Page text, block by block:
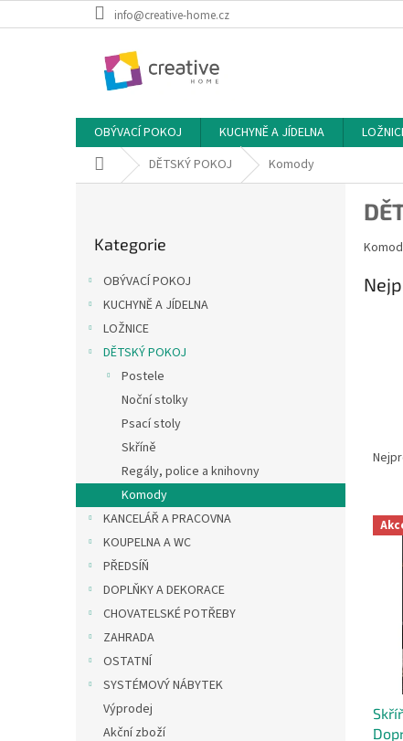
na
info@creative-home.cz
OBÝVACÍ POKOJ KUCHYNĚ A JÍDELNA
Domů DĚTSKÝ POKOJ Komody
kategorie
Kategorie
OBÝVACÍ POKOJ
KUCHYNĚ A JÍDELNA
LOŽNICE
DĚTSKÝ POKOJ
Postele
Noční stolky
Psací stoly
Skříně
Regály, police a knihovny
Komody
KANCELÁŘ A PRACOVNA
KOUPELNA A WC
PŘEDSÍŇ
DOPLŇKY A DEKORACE
CHOVATELSKÉ POTŘEBY
ZAHRADA
OSTATNÍ
SYSTÉMOVÝ NÁBYTEK
Výprodej
Akční zboží
nV